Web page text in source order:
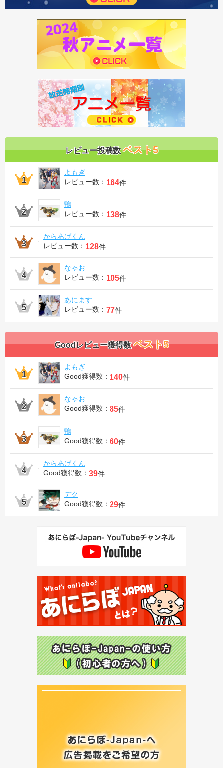
レビュー投稿数ベスト5
よもぎ
レビュー数： 164件
鴨
レビュー数： 138件
からあげくん
レビュー数： 128件
なゃお
レビュー数： 105件
あにます
レビュー数： 77件
Goodレビュー獲得数ベスト5
よもぎ
Good獲得数： 140件
なゃお
Good獲得数： 85件
鴨
Good獲得数： 60件
からあげくん
Good獲得数： 39件
デク
Good獲得数： 29件